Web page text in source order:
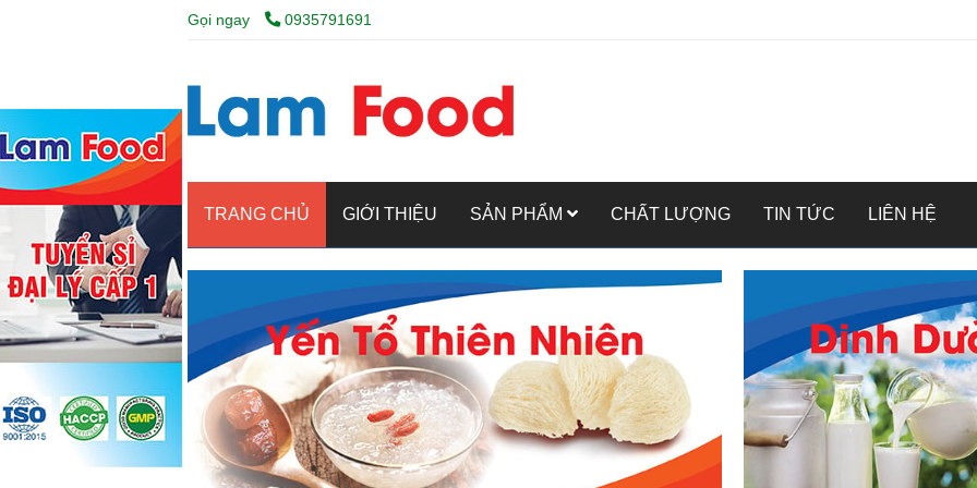
Gọi ngay 0935791691
TRANG CHỦ GIỚI THIỆU SẢN PHẨM CHẤT LƯỢNG TIN TỨC LIÊN HỆ